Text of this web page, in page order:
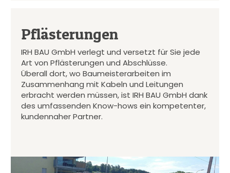
Pflästerungen
IRH BAU GmbH verlegt und versetzt für Sie jede
Art von Pflästerungen und Abschlüsse.
Überall dort, wo Baumeisterarbeiten im
Zusammenhang mit Kabeln und Leitungen
erbracht werden müssen, ist IRH BAU GmbH dank
des umfassenden Know-hows ein kompetenter,
kundennaher Partner.